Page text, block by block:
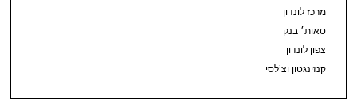
מרכז לונדון
סאות׳ בנק
צפון לונדון
קנזינגטון וצ’לסי